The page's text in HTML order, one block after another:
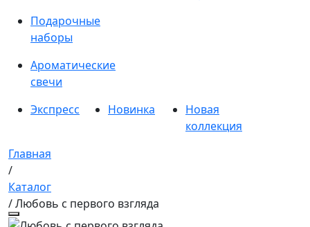
Подарочные
наборы
Ароматические
свечи
Экспресс
Новинка
Новая
коллекция
Главная
/
Каталог
/ Любовь с первого взгляда